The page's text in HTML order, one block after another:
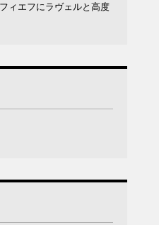
ィエフにラヴェルと高度